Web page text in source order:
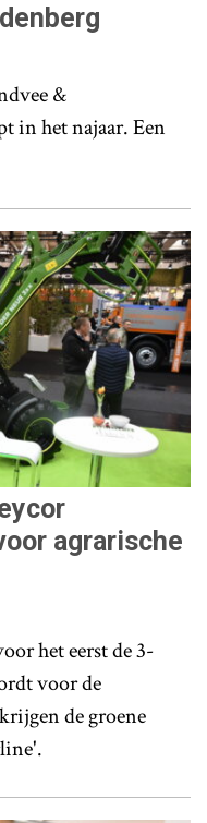
&
in het najaar. Een
agrarische
het eerst de 3-
voor de
de groene